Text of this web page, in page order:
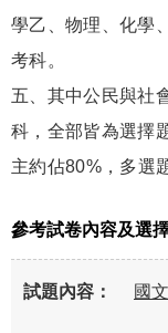
學乙、物理、化學
考科。
五、其中公民與社
科，全部皆為選擇
主約佔80%，多選
參考試卷內容及選
國文